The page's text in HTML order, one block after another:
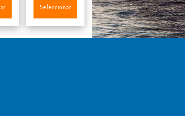
Seleccionar